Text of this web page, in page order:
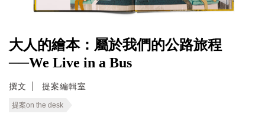
大人的繪本：屬於我們的公路旅程
──We Live in a Bus
撰文 提案編輯室
提案on the desk